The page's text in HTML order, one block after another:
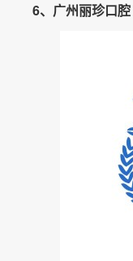
6、广州丽珍口腔